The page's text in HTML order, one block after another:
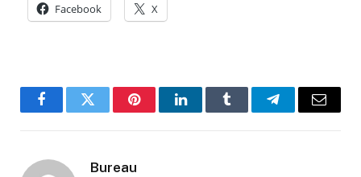
Facebook X
FacebookTwitter PinterestLinkedInTumblr TelegramEmail
Bureau